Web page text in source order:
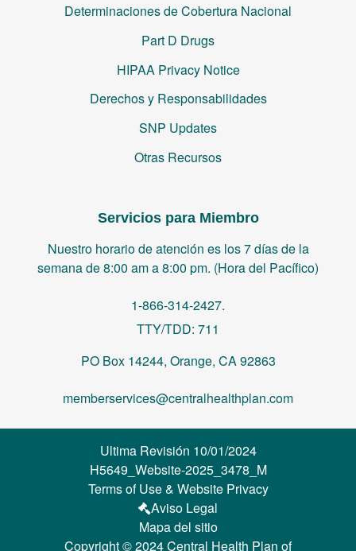
Determinaciones de Cobertura Nacional
Part D Drugs
HIPAA Privacy Notice
Derechos y Responsabilidades
SNP Updates
Otras Recursos
Servicios para Miembro
Nuestro horario de atención es los 7 días de la
semana de 8:00 am a 8:00 pm. (Hora del Pacífico)
1-866-314-2427.
TTY/TDD: 711
PO Box 14244, Orange, CA 92863
memberservices@centralhealthplan.com
Ultima Revisión 10/01/2024
H5649_Website-2025_3478_M
Terms of Use & Website Privacy
Aviso Legal
Mapa del sitio
Copyright © 2024 Central Health Plan of